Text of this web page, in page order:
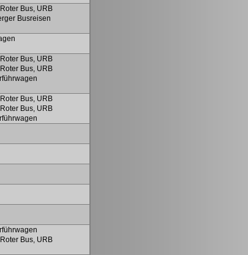
Bus, URB
Busreisen
Bus, URB
Bus, URB
Bus, URB
Bus, URB
Bus, URB